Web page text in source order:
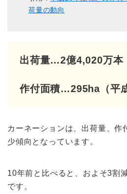
荷量の動向
出荷量…2億4,020万本
作付面積…295ha（平
カーネーションは、出荷量、作
少傾向となっています。
10年前と比べると、およそ3割
です。